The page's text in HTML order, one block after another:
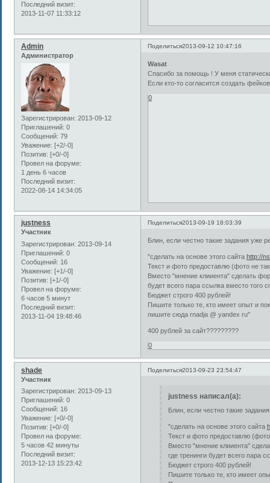
Последний визит:
2013-11-07 11:33:12
Поделиться2013-09-12 10:47:16
Admin
Администратор
Зарегистрирован: 2013-09-12
Приглашений: 0
Сообщений: 79
Уважение: [+2/-0]
Позитив: [+0/-0]
Провел на форуме:
1 день 6 часов
Последний визит:
2022-08-14 14:34:05
Wasat
Спасибо за помощь ! У меня
Если кто-то согласится создать
0
Поделиться2013-09-19 18:03:39
justness
Участник
Зарегистрирован: 2013-09-14
Приглашений: 0
Сообщений: 16
Уважение: [+1/-0]
Позитив: [+1/-0]
Провел на форуме:
6 часов 5 минут
Последний визит:
2013-11-04 19:48:46
Блин, если честно такие задания уже
"сделать на основе этого сайтаhttp://
Текст и фото предоставлю (фото не
Вместо "мнение клииента" сделать
будет всего пара ссылка вместо того
Бюджет строго 400 рублей!
Пишите только те, кто имеет опыт и
пишите сюда rnadja @ yandex ru"
400 рублей за сайт?????????
0
Поделиться2013-09-23 23:54:47
shade
Участник
Зарегистрирован: 2013-09-13
Приглашений: 0
Сообщений: 16
Уважение: [+0/-0]
Позитив: [+0/-0]
Провел на форуме:
5 часов 42 минуты
Последний визит:
2013-12-13 15:23:42
justness написал(а):
Блин, если честно такие
"сделать на основе этого сайта
Текст и фото предоставлю
Вместо "мнение клииента"
где тренинги будет всего пара
Бюджет строго 400 рублей!
Пишите только те, кто имеет